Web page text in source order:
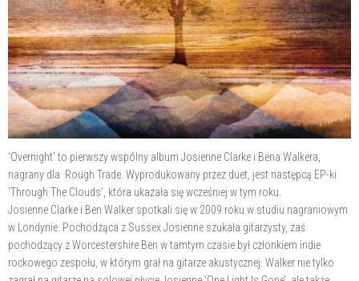
‘Overnight’ to pierwszy wspólny album Josienne Clarke i Bena Walkera,
nagrany dla Rough Trade. Wyprodukowany przez duet, jest następcą EP-ki
‘Through The Clouds’, która ukazała się wcześniej w tym roku.
Josienne Clarke i Ben Walker spotkali się w 2009 roku w studiu nagraniowym
w Londynie. Pochodząca z Sussex Josienne szukała gitarzysty, zaś
pochodzący z Worcestershire Ben w tamtym czasie był członkiem indie
rockowego zespołu, w którym grał na gitarze akustycznej. Walker nie tylko